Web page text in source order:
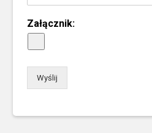
Załącznik:
Wyślij